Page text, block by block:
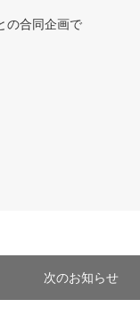
の合同企画で
次のお知らせ